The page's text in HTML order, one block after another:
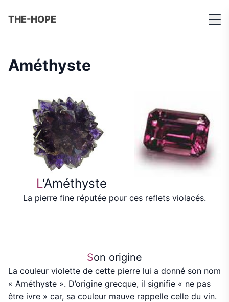
THE-HOPE
Améthyste
L‘Améthyste
La pierre fine réputée pour ces reflets violacés.
Son origine
La couleur violette de cette pierre lui a donné son nom
« Améthyste ». D’origine grecque, il signifie « ne pas
être ivre » car, sa couleur mauve rappelle celle du vin.